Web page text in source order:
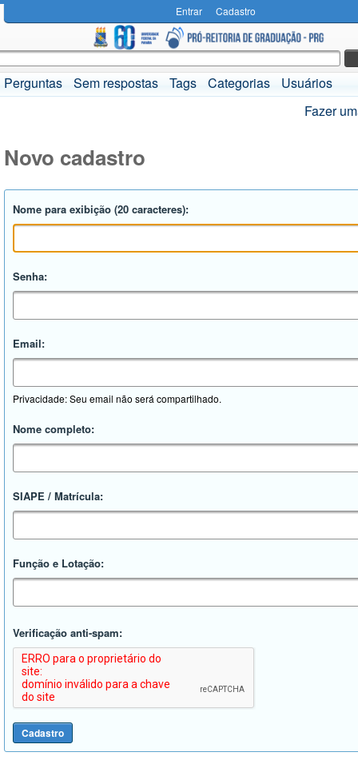
Entrar Cadastro
Perguntas Sem respostas Tags Categorias
Usuários
Fazer
Novo cadastro
Nome para exibição (20 caracteres):
Senha:
Email:
Privacidade: Seu email não será compartilhado.
Nome completo:
SIAPE / Matrícula:
Função e Lotação:
Verificação anti-spam: